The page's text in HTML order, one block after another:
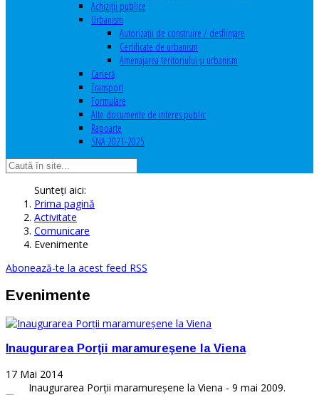
Achiziţii publice
Urbanism
Autorizații de construire / desființare
Certificate de urbanism
Amenajarea teritoriului şi urbanism
Carieră
Transport
Formulare
Alte documente de interes public
Rapoarte
SNA 2021-2025
Sunteți aici:
Prima pagină
Activitate
Comunicare
Evenimente
Abonează-te la acest feed RSS
Evenimente
Inaugurarea Porţii maramureşene la Viena
17 Mai 2014
Inaugurarea Porţii maramureşene la Viena - 9 mai 2009.